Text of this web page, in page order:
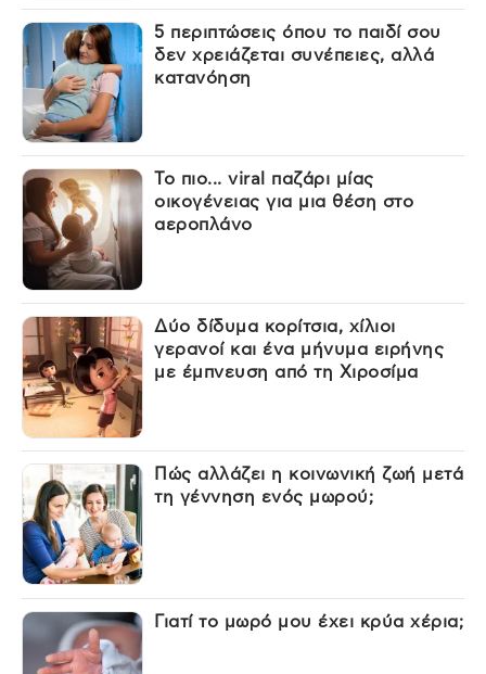
5 περιπτώσεις όπου το παιδί σου
δεν χρειάζεται συνέπειες, αλλά
κατανόηση
Το πιο... viral παζάρι μίας
οικογένειας για μια θέση στο
αεροπλάνο
Δύο δίδυμα κορίτσια, χίλιοι
γερανοί και ένα μήνυμα ειρήνης
με έμπνευση από τη Χιροσίμα
Πώς αλλάζει η κοινωνική ζωή μετά
τη γέννηση ενός μωρού;
Γιατί το μωρό μου έχει κρύα χέρια;